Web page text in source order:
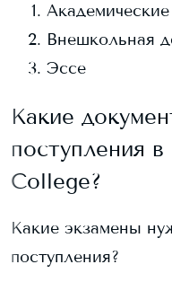
Внешкольная
Эссе
Какие
поступления в
College?
Какие экзамены
поступления?